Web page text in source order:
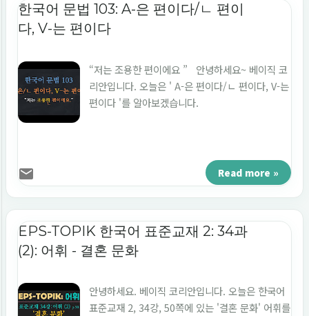
한국어 문법 103: A-은 편이다/ㄴ 편이
다, V-는 편이다
“저는 조용한 편이에요 ” 안녕하세요~ 베이직 코
리안입니다. 오늘은 ' A-은 편이다/ㄴ 편이다, V-는
편이다 '를 알아보겠습니다.
Read more »
EPS-TOPIK 한국어 표준교재 2: 34과
(2): 어휘 - 결혼 문화
안녕하세요. 베이직 코리안입니다. 오늘은 한국어
표준교재 2, 34강, 50쪽에 있는 '결혼 문화' 어휘를